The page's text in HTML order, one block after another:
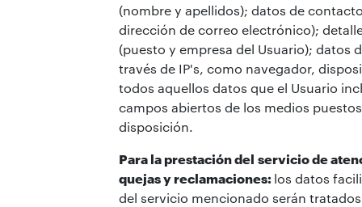
(nombre y apellidos); datos de
dirección de correo electrónico);
(puesto y empresa del Usuario); datos
través de IP's, como navegador,
todos aquellos datos que el Usuario
campos abiertos de los medios
disposición.
Para la prestación del servicio de
quejas y reclamaciones: los datos
del servicio mencionado serán